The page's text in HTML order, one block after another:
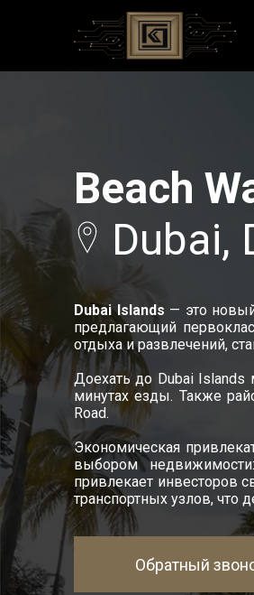
Beach
Dubai,
Dubai Islands — это
предлагающий
отдыха и развлечений,
Доехать до Dubai Islands
минутах езды. Также
Road.
Экономическая
выбором
привлекает инвесторов
транспортных узлов, что
Обратный